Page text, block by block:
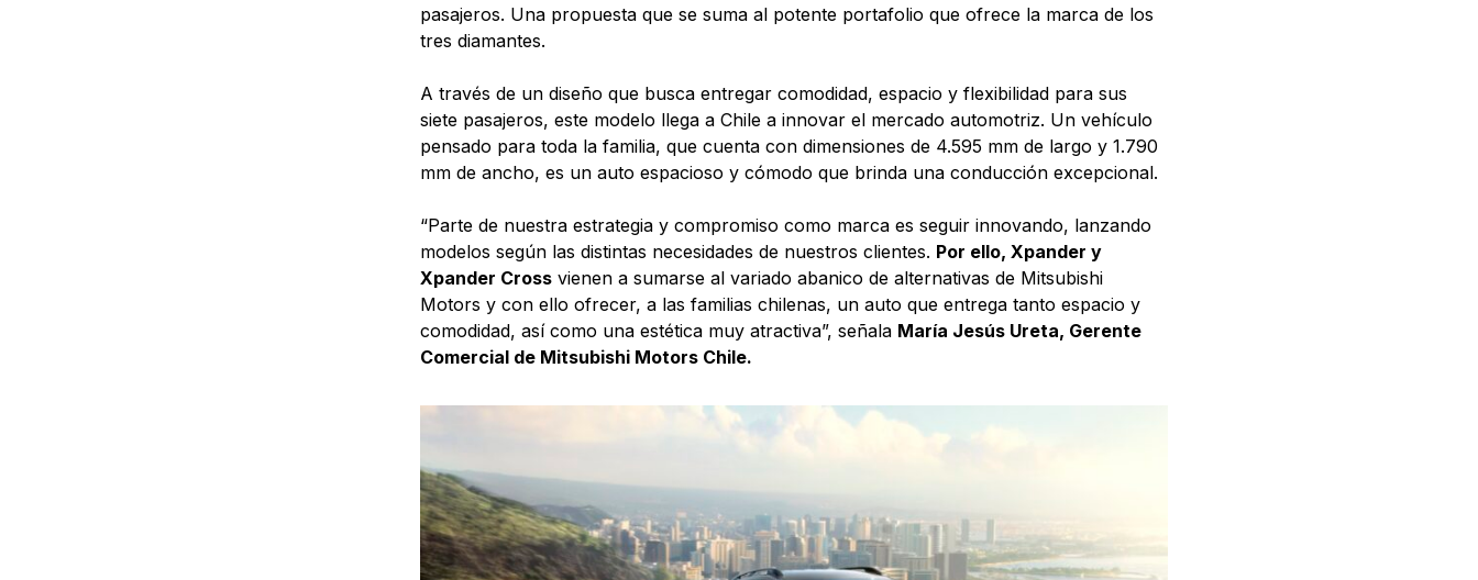
pasajeros. Una propuesta que se suma al potente portafolio que ofrece la marca de los
tres diamantes.
A través de un diseño que busca entregar comodidad, espacio y flexibilidad para sus
siete pasajeros, este modelo llega a Chile a innovar el mercado automotriz. Un vehículo
pensado para toda la familia, que cuenta con dimensiones de 4.595 mm de largo y 1.790
mm de ancho, es un auto espacioso y cómodo que brinda una conducción excepcional.
“Parte de nuestra estrategia y compromiso como marca es seguir innovando, lanzando
modelos según las distintas necesidades de nuestros clientes. Por ello, Xpander y
Xpander Cross vienen a sumarse al variado abanico de alternativas de Mitsubishi
Motors y con ello ofrecer, a las familias chilenas, un auto que entrega tanto espacio y
comodidad, así como una estética muy atractiva”, señala María Jesús Ureta, Gerente
Comercial de Mitsubishi Motors Chile.